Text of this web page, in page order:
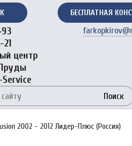
центр
БЕСПЛАТНАЯ
Поиск
2002 - 2012 Лидер-Плюс (Россия)